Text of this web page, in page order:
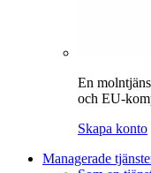
En
och EU-
Skapa konto
Managerade